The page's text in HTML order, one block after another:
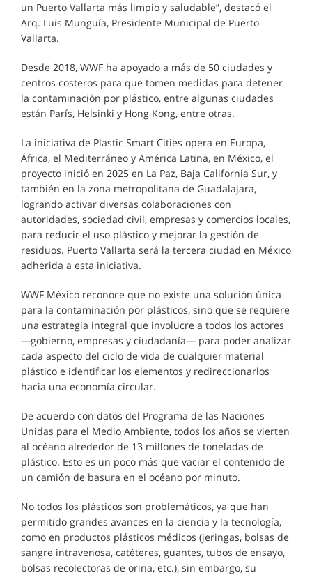
un Puerto Vallarta más limpio y saludable”, destacó el
Arq. Luis Munguía, Presidente Municipal de Puerto
Vallarta.
Desde 2018, WWF ha apoyado a más de 50 ciudades y
centros costeros para que tomen medidas para detener
la contaminación por plástico, entre algunas ciudades
están París, Helsinki y Hong Kong, entre otras.
La iniciativa de Plastic Smart Cities opera en Europa,
África, el Mediterráneo y América Latina, en México, el
proyecto inició en 2025 en La Paz, Baja California Sur, y
también en la zona metropolitana de Guadalajara,
logrando activar diversas colaboraciones con
autoridades, sociedad civil, empresas y comercios locales,
para reducir el uso plástico y mejorar la gestión de
residuos. Puerto Vallarta será la tercera ciudad en México
adherida a esta iniciativa.
WWF México reconoce que no existe una solución única
para la contaminación por plásticos, sino que se requiere
una estrategia integral que involucre a todos los actores
—gobierno, empresas y ciudadanía— para poder analizar
cada aspecto del ciclo de vida de cualquier material
plástico e identificar los elementos y redireccionarlos
hacia una economía circular.
De acuerdo con datos del Programa de las Naciones
Unidas para el Medio Ambiente, todos los años se vierten
al océano alrededor de 13 millones de toneladas de
plástico. Esto es un poco más que vaciar el contenido de
un camión de basura en el océano por minuto.
No todos los plásticos son problemáticos, ya que han
permitido grandes avances en la ciencia y la tecnología,
como en productos plásticos médicos (jeringas, bolsas de
sangre intravenosa, catéteres, guantes, tubos de ensayo,
bolsas recolectoras de orina, etc.), sin embargo, su